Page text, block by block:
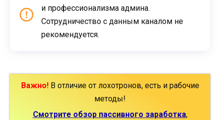
и профессионализма админа.
Сотрудничество с данным каналом не
рекомендуется.
Важно!В отличие от лохотронов, есть и рабочие
методы!
Смотрите обзор пассивного заработка,